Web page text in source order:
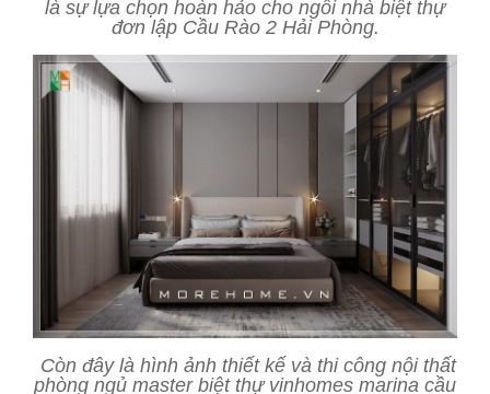
là sự lựa chọn hoàn hảo cho ngôi nhà biệt thự
đơn lập Cầu Rào 2 Hải Phòng.
Còn đây là hình ảnh thiết kế và thi công nội thất
phòng ngủ master biệt thự vinhomes marina cầu